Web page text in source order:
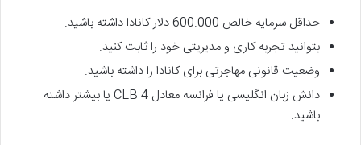
حداقل سرمایه خالص 600.000 دلار کانادا داشته باشید.
بتوانید تجربه کاری و مدیریتی خود را ثابت کنید.
وضعیت قانونی مهاجرتی برای کانادا را داشته باشید.
دانش زبان انگلیسی یا فرانسه معادل CLB 4 یا بیشتر داشته
باشید.